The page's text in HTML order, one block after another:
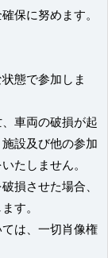
保に努めます。
態で参加しま
車両の破損が起
設及び他の参加
たしません。
損させた場合、
す。
は、一切肖像権